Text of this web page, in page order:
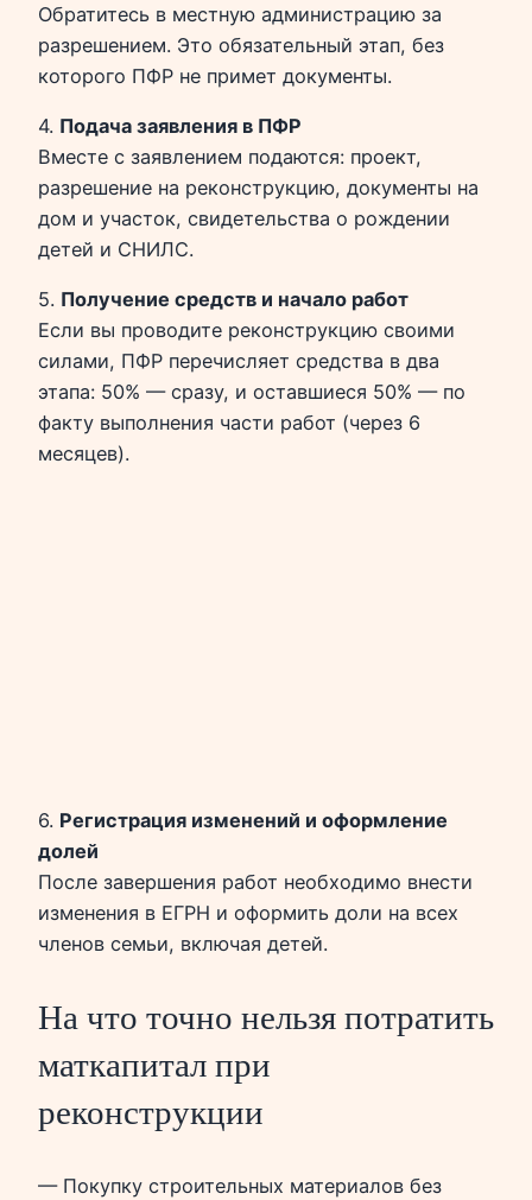
Обратитесь в местную администрацию за
разрешением. Это обязательный этап, без
которого ПФР не примет документы.
4. Подача заявления в ПФР
Вместе с заявлением подаются: проект,
разрешение на реконструкцию, документы на
дом и участок, свидетельства о рождении
детей и СНИЛС.
5. Получение средств и начало работ
Если вы проводите реконструкцию своими
силами, ПФР перечисляет средства в два
этапа: 50% — сразу, и оставшиеся 50% — по
факту выполнения части работ (через 6
месяцев).
6. Регистрация изменений и оформление
долей
После завершения работ необходимо внести
изменения в ЕГРН и оформить доли на всех
членов семьи, включая детей.
На что точно нельзя потратить
маткапитал при
реконструкции
— Покупку строительных материалов без